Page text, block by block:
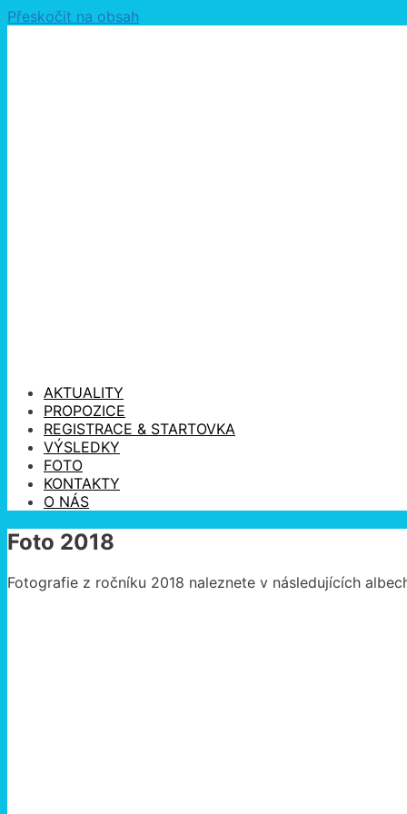
Přeskočit na obsah
AKTUALITY
PROPOZICE
REGISTRACE & STARTOVKA
VÝSLEDKY
FOTO
KONTAKTY
O NÁS
Foto 2018
Fotografie z ročníku 2018 naleznete v následujících